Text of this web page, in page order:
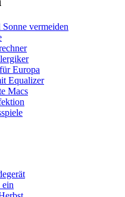
vermeiden
Europa
Equalizer
Macs